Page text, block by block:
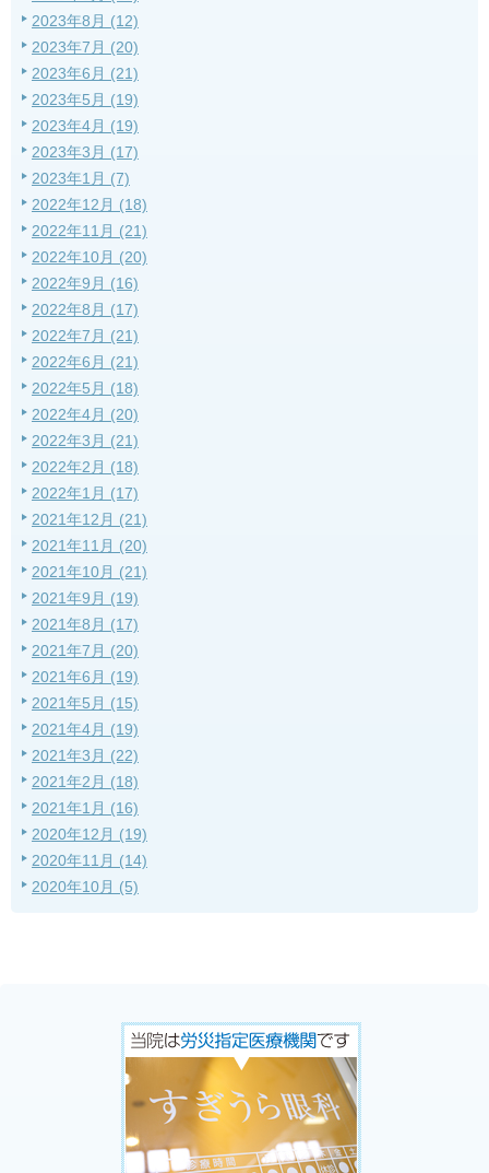
2023年8月 (12)
2023年7月 (20)
2023年6月 (21)
2023年5月 (19)
2023年4月 (19)
2023年3月 (17)
2023年1月 (7)
2022年12月 (18)
2022年11月 (21)
2022年10月 (20)
2022年9月 (16)
2022年8月 (17)
2022年7月 (21)
2022年6月 (21)
2022年5月 (18)
2022年4月 (20)
2022年3月 (21)
2022年2月 (18)
2022年1月 (17)
2021年12月 (21)
2021年11月 (20)
2021年10月 (21)
2021年9月 (19)
2021年8月 (17)
2021年7月 (20)
2021年6月 (19)
2021年5月 (15)
2021年4月 (19)
2021年3月 (22)
2021年2月 (18)
2021年1月 (16)
2020年12月 (19)
2020年11月 (14)
2020年10月 (5)